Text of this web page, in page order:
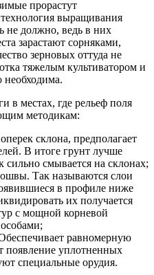
прорастут
выращивания
не должно, ведь в них
зарастают сорняками,
зерновых оттуда не
тяжелым культиватором и
необходима.
в местах, где рельеф поля
методикам:
склона, предполагает
В итоге грунт лучше
сильно смывается на склонах;
Так называются слои
в профиле ниже
их получается
с мощной корневой
равномерную
появление уплотненных
специальные орудия.